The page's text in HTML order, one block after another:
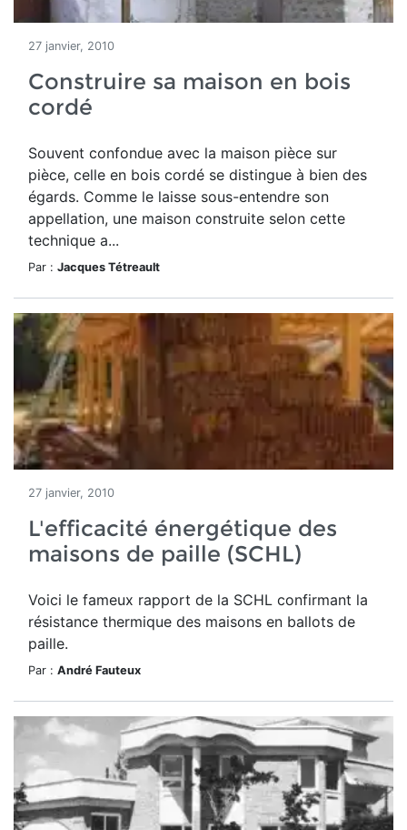
27 janvier, 2010
Construire sa maison en bois
cordé
Souvent confondue avec la maison pièce sur
pièce, celle en bois cordé se distingue à bien des
égards. Comme le laisse sous-entendre son
appellation, une maison construite selon cette
technique a...
Par : Jacques Tétreault
27 janvier, 2010
L'efficacité énergétique des
maisons de paille (SCHL)
Voici le fameux rapport de la SCHL confirmant la
résistance thermique des maisons en ballots de
paille.
Par : André Fauteux